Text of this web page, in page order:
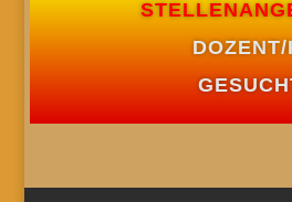
DOZENT/